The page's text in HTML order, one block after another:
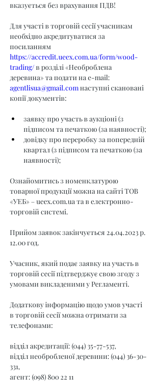
вказується без врахування ПДВ!
Для участі в торговій сесії учасникам
необхідно акредитуватися за
посиланням
https://accredit.ueex.com.ua/form/wood-
trading/ в розділі «Необроблена
деревина» та подати на e-mail:
agentlisua@gmail.com наступні скановані
копії документів:
заявку про участь в аукціоні (з
підписом та печаткою (за наявності);
довідку про переробку за попередній
квартал (з підписом та печаткою (за
наявності);
Ознайомитись з номенклатурою
товарної продукції можна на сайті ТОВ
«УЕБ» – ueex.com.ua та в електронно-
торговій системі.
Прийом заявок закінчується 24.04.2023 р.
12.00 год.
Учасник, який подає заявку на участь в
торговій сесії підтверджує свою згоду з
умовами викладеними у Регламенті.
Додаткову інформацію щодо умов участі
в торговій сесії можна отримати за
телефонами:
відділ акредитації: (044) 35-77-537,
відділ необробленої деревини: (044) 36-30-
331,
агент: (098) 800 22 11